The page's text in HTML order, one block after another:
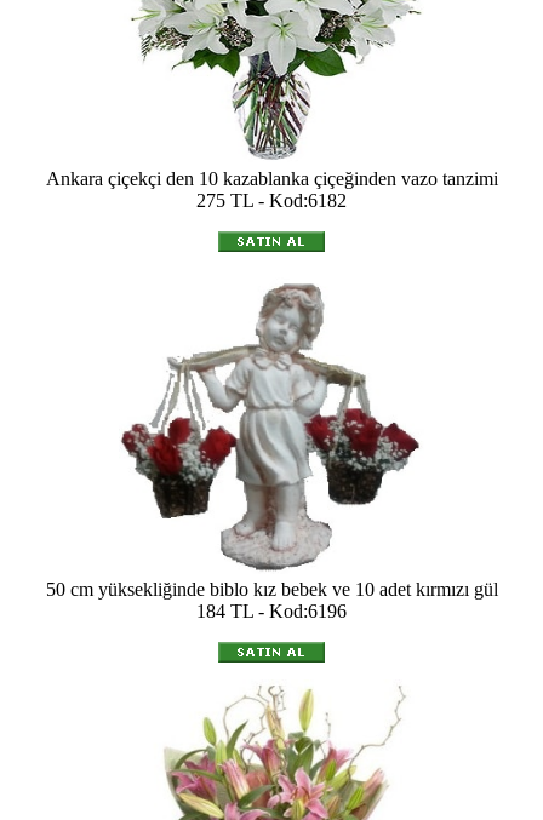
Ankara çiçekçi den 10 kazablanka çiçeğinden vazo tanzimi
275 TL - Kod:6182
50 cm yüksekliğinde biblo kız bebek ve 10 adet kırmızı gül
184 TL - Kod:6196